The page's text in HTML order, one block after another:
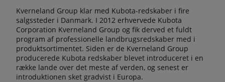
Kverneland Group klar med Kubota-redskaber i fire
salgssteder i Danmark. I 2012 erhvervede Kubota
Corporation Kverneland Group og fik derved et fuldt
program af professionelle landbrugsredskaber med i
produktsortimentet. Siden er de Kverneland Group
producerede Kubota redskaber blevet introduceret i en
række lande over det meste af verden, og senest er
introduktionen sket gradvist i Europa.